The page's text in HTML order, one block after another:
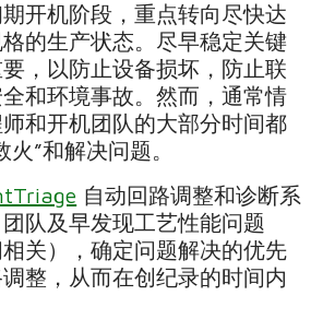
开机阶段，重点转向尽快达
的生产状态。尽早稳定关键
，以防止设备损坏，防止联
和环境事故。然而，通常情
和开机团队的大部分时间都
”和解决问题。
自动回路调整和诊断系
队及早发现工艺性能问题
相关），确定问题解决的优先
整，从而在创纪录的时间内